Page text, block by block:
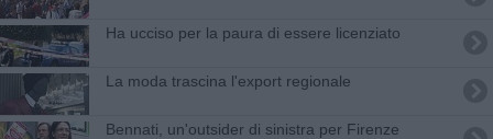
Ha ucciso per la paura di essere licenziato
La moda trascina l'export regionale
Bennati, un'outsider di sinistra per Firenze